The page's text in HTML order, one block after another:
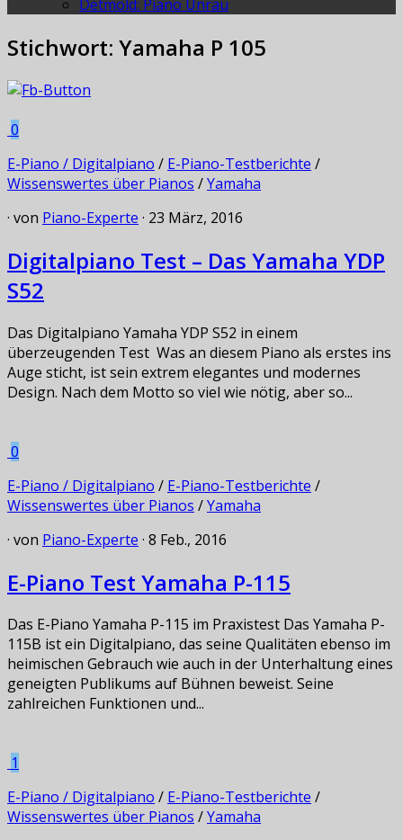
Detmold: Piano Unrau
Stichwort: Yamaha P 105
0
E-Piano / Digitalpiano / E-Piano-Testberichte /
Wissenswertes über Pianos /Yamaha
· von Piano-Experte · 23 März, 2016
Digitalpiano Test – Das Yamaha YDP
S52
Das Digitalpiano Yamaha YDP S52 in einem
überzeugenden Test Was an diesem Piano als erstes ins
Auge sticht, ist sein extrem elegantes und modernes
Design. Nach dem Motto so viel wie nötig, aber so...
0
E-Piano / Digitalpiano / E-Piano-Testberichte /
Wissenswertes über Pianos /Yamaha
· von Piano-Experte · 8 Feb., 2016
E-Piano Test Yamaha P-115
Das E-Piano Yamaha P-115 im Praxistest Das Yamaha P-
115B ist ein Digitalpiano, das seine Qualitäten ebenso im
heimischen Gebrauch wie auch in der Unterhaltung eines
geneigten Publikums auf Bühnen beweist. Seine
zahlreichen Funktionen und...
1
E-Piano / Digitalpiano / E-Piano-Testberichte /
Wissenswertes über Pianos /Yamaha